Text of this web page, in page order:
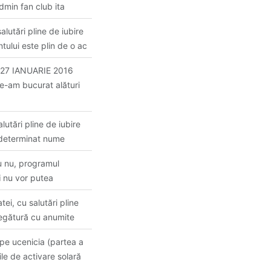
fan club ita
pline de iubire
este plin de o ac
IANUARIE 2016
am bucurat alături
pline de iubire
nume
nu, programul
nu vor putea
cu salutări pline
cu anumite
ucenicia (partea a
de activare solară